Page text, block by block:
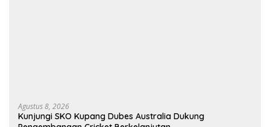
Agustus 8, 2026
Kunjungi SKO Kupang Dubes Australia Dukung